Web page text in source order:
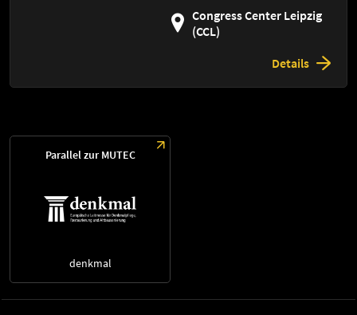
Congress Center Leipzig
(CCL)
Details
Parallel zur MUTEC
denkmal